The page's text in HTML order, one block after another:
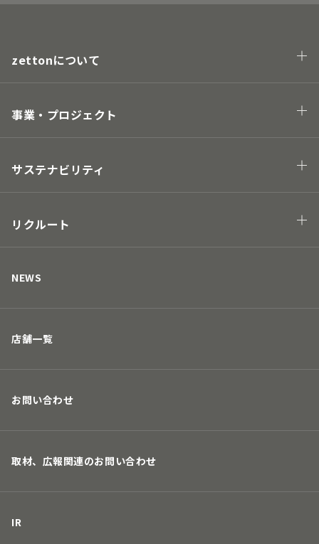
zettonについて
企業理念・トップメッセージ
事業・プロジェクト
プロジェクト
Hawaii project
サステナビリティ
街の未来につながる
人の未来につながる
リクルート
募集要項
NEWS
店舗一覧
お問い合わせ
取材、広報関連のお問い合わせ
IR